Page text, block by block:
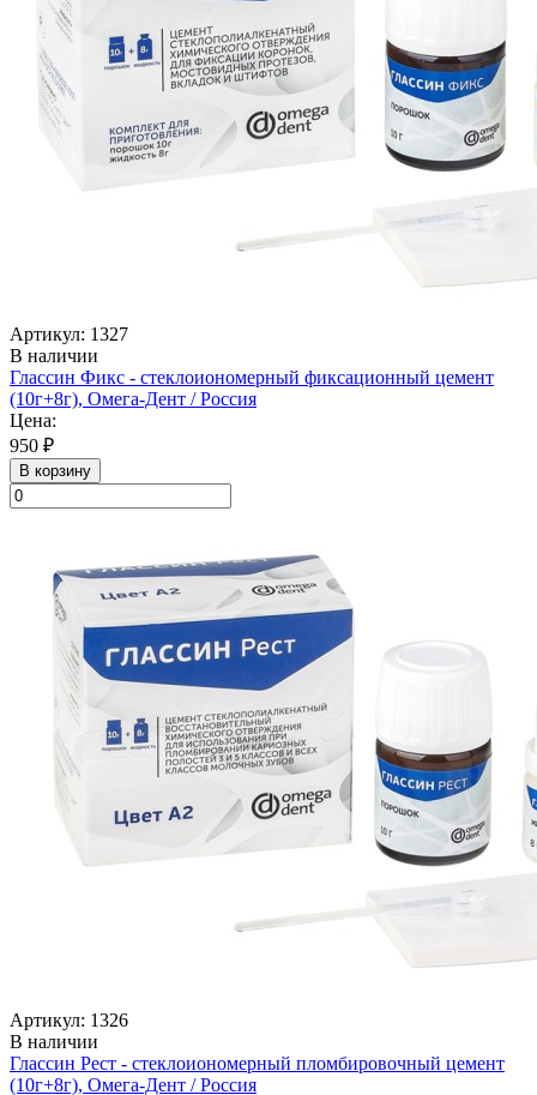
Артикул: 1327
В наличии
Глассин Фикс - стеклоиономерный фиксационный цемент
(10г+8г), Омега-Дент / Россия
Цена:
950 ₽
В корзину
Артикул: 1326
В наличии
Глассин Рест - стеклоиономерный пломбировочный цемент
(10г+8г), Омега-Дент / Россия